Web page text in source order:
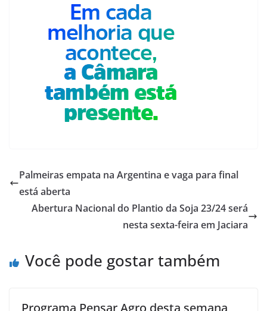
Palmeiras empata na Argentina e vaga para final
está aberta
Abertura Nacional do Plantio da Soja 23/24 será
nesta sexta-feira em Jaciara
Você pode gostar também